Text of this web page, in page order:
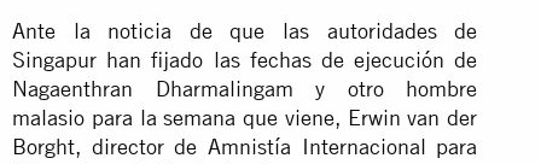
Ante la noticia de que las autoridades de
Singapur han fijado las fechas de ejecución de
Nagaenthran Dharmalingam y otro hombre
malasio para la semana que viene, Erwin van der
Borght, director de Amnistía Internacional para